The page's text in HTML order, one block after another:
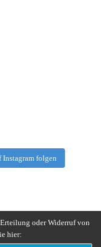
Instagram folgen
oder Widerruf von
hier: